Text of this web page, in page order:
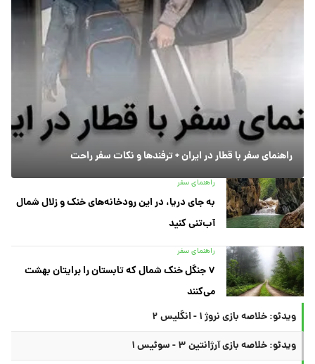
راهنمای سفر با قطار در ایران + ترفندها و نکات سفر راحت
راهنمای سفر
به جای دریا، در این رودخانه‌های خنک و زلال شمال
آب‌تنی کنید
راهنمای سفر
۷ جنگل خنک شمال که تابستان را برایتان بهشت
می‌کنند
ویدئو: خلاصه بازی نروژ ۱ - انگلیس ۲
ویدئو: خلاصه بازی آرژانتین ۳ - سوئیس ۱